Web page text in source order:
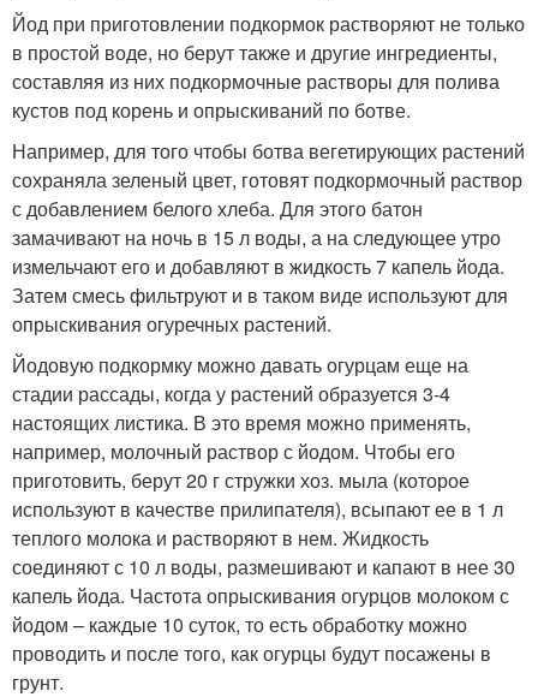
Йод при приготовлении подкормок растворяют не только
в простой воде, но берут также и другие ингредиенты,
составляя из них подкормочные растворы для полива
кустов под корень и опрыскиваний по ботве.
Например, для того чтобы ботва вегетирующих растений
сохраняла зеленый цвет, готовят подкормочный раствор
с добавлением белого хлеба. Для этого батон
замачивают на ночь в 15 л воды, а на следующее утро
измельчают его и добавляют в жидкость 7 капель йода.
Затем смесь фильтруют и в таком виде используют для
опрыскивания огуречных растений.
Йодовую подкормку можно давать огурцам еще на
стадии рассады, когда у растений образуется 3-4
настоящих листика. В это время можно применять,
например, молочный раствор с йодом. Чтобы его
приготовить, берут 20 г стружки хоз. мыла (которое
используют в качестве прилипателя), всыпают ее в 1 л
теплого молока и растворяют в нем. Жидкость
соединяют с 10 л воды, размешивают и капают в нее 30
капель йода. Частота опрыскивания огурцов молоком с
йодом – каждые 10 суток, то есть обработку можно
проводить и после того, как огурцы будут посажены в
грунт.